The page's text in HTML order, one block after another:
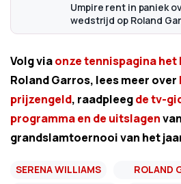
Umpire rent in paniek
wedstrijd op Roland
Volg viaonze tennispagina
Roland Garros, lees meer over
prijzengeld, raadpleegde tv-
programma en de uitslagen
grandslamtoernooi van het
SERENA WILLIAMS
ROLAND